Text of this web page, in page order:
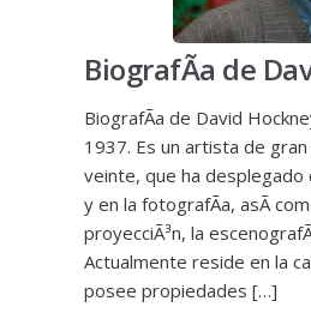
BiografÃ­a de
BiografÃ­a de David
1937. Es un artista de
veinte, que ha desplegado
y en la fotografÃ­a, asÃ­
proyecciÃ³n, la
Actualmente reside en la
posee propiedades […]